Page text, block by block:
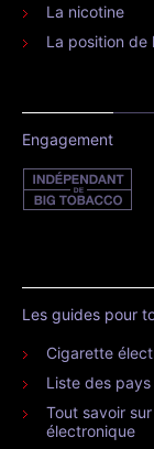
La nicotine
La position de
Engagement
Les guides pour
Cigarette
Liste des
Tout savoir
électronique